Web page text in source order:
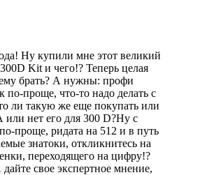
Ну купили мне этот великий
Kit и чего!? Теперь целая
брать? А нужны: профи
по-проще, что-то надо делать с
ли такую же еще покупать или
или нет его для 300 D?Ну с
проще, ридата на 512 и в путь
знатоки, откликнитесь на
переходящего на цифру!?
свое экспертное мнение,